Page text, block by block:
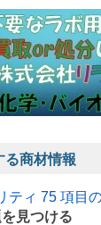
る商材情報
ティ 75 項目
見つける